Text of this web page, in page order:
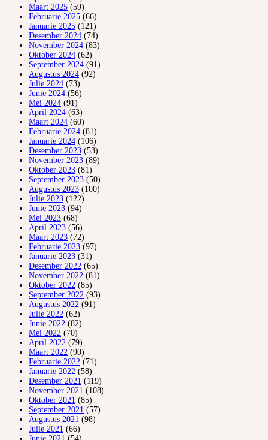
Maart 2025 (59)
Februarie 2025 (66)
Januarie 2025 (121)
Desember 2024 (74)
November 2024 (83)
Oktober 2024 (62)
September 2024 (91)
Augustus 2024 (92)
Julie 2024 (73)
Junie 2024 (56)
Mei 2024 (91)
April 2024 (63)
Maart 2024 (60)
Februarie 2024 (81)
Januarie 2024 (106)
Desember 2023 (53)
November 2023 (89)
Oktober 2023 (81)
September 2023 (50)
Augustus 2023 (100)
Julie 2023 (122)
Junie 2023 (94)
Mei 2023 (68)
April 2023 (56)
Maart 2023 (72)
Februarie 2023 (97)
Januarie 2023 (31)
Desember 2022 (65)
November 2022 (81)
Oktober 2022 (85)
September 2022 (93)
Augustus 2022 (91)
Julie 2022 (62)
Junie 2022 (82)
Mei 2022 (70)
April 2022 (79)
Maart 2022 (90)
Februarie 2022 (71)
Januarie 2022 (58)
Desember 2021 (119)
November 2021 (108)
Oktober 2021 (85)
September 2021 (57)
Augustus 2021 (98)
Julie 2021 (66)